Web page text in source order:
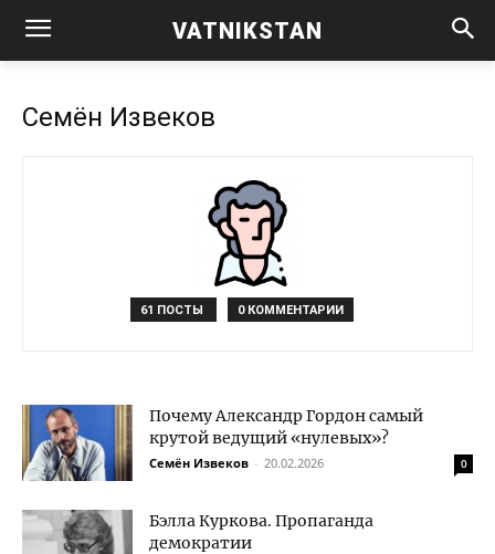
VATNIKSTAN
Семён Извеков
61 ПОСТЫ 0 КОММЕНТАРИИ
Почему Александр Гордон самый
крутой ведущий «нулевых»?
Семён Извеков - 20.02.2026 0
Бэлла Куркова. Пропаганда
демократии